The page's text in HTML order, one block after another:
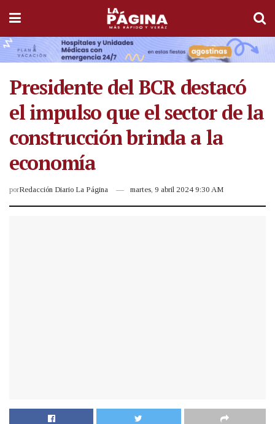
Presidente del BCR destacó
el impulso que el sector de la
construcción brinda a la
economía
porRedacción Diario La Página martes, 9 abril 2024 9:30 AM